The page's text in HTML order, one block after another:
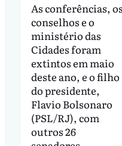
As conferências, os
conselhos e o
ministério das
Cidades foram
extintos em maio
deste ano, e o filho
do presidente,
Flavio Bolsonaro
(PSL/RJ), com
outros 26